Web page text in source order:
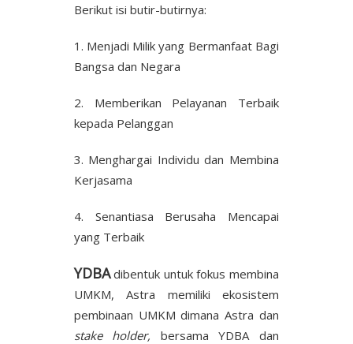
Berikut isi butir-butirnya:
1. Menjadi Milik yang Bermanfaat Bagi
Bangsa dan Negara
2. Memberikan Pelayanan Terbaik
kepada Pelanggan
3. Menghargai Individu dan Membina
Kerjasama
4. Senantiasa Berusaha Mencapai
yang Terbaik
YDBAdibentuk untuk fokus membina
UMKM, Astra memiliki ekosistem
pembinaan UMKM dimana Astra dan
stake holder, bersama YDBA dan